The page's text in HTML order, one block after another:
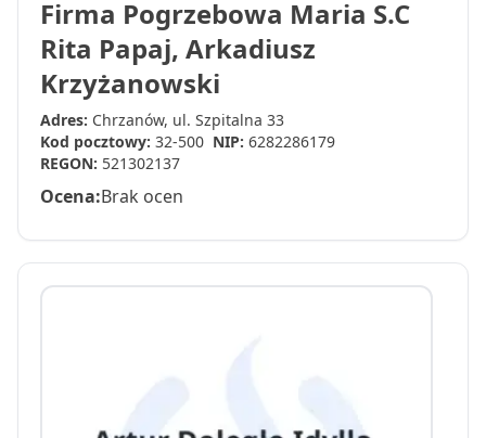
Firma Pogrzebowa Maria S.C
Rita Papaj, Arkadiusz
Krzyżanowski
Adres: Chrzanów, ul. Szpitalna 33
Kod pocztowy: 32-500 NIP: 6282286179
REGON: 521302137
Ocena:Brak ocen